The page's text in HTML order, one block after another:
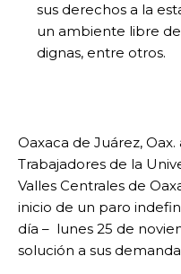
sus derechos a la
un ambiente libre
dignas, entre otros.
Oaxaca de Juárez,
Trabajadores de la
Valles Centrales de
inicio de un paro
día – lunes 25 de
solución a sus